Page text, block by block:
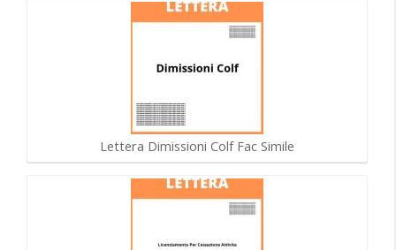
Lettera Dimissioni Colf Fac Simile